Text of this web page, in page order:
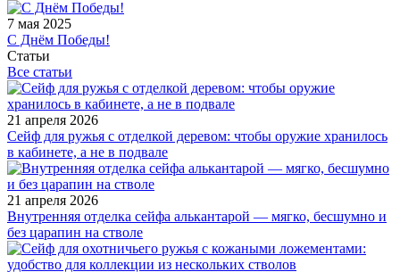
7 мая 2025
С Днём Победы!
Статьи
Все статьи
21 апреля 2026
Сейф для ружья с отделкой деревом: чтобы оружие хранилось
в кабинете, а не в подвале
21 апреля 2026
Внутренняя отделка сейфа алькантарой — мягко, бесшумно и
без царапин на стволе